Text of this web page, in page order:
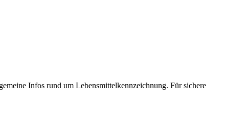
Infos rund um Lebensmittelkennzeichnung. Für sichere